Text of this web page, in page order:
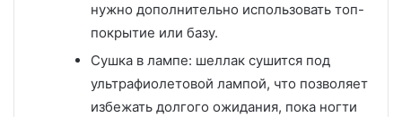
нужно дополнительно использовать топ-
покрытие или базу.
Сушка в лампе: шеллак сушится под
ультрафиолетовой лампой, что позволяет
избежать долгого ожидания, пока ногти